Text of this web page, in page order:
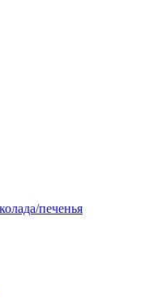
печенья